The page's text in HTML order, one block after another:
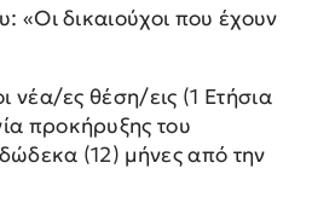
δικαιούχοι που έχουν
ες θέση/εις (1 Ετήσια
προκήρυξης του
(12) μήνες από την